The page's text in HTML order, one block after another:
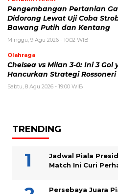
Pengembangan Pertanian
Didorong Lewat Uji Coba
Bawang Putih dan Kentang
Minggu, 9 Agu 2026 - 10:02 WIB
Olahraga
Chelsea vs Milan 3-0: Ini 3 Gol
Hancurkan Strategi Rossoneri
Sabtu, 8 Agu 2026 - 19:00 WIB
TRENDING
Jadwal Piala
Match Ini Curi
Persebaya Juara